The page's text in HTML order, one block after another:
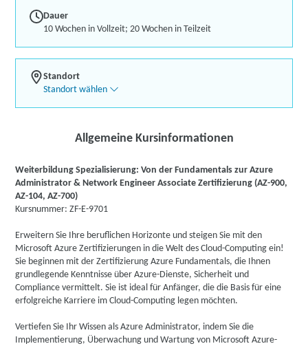
Dauer
10 Wochen in Vollzeit; 20 Wochen in Teilzeit
Standort
Standort wählen
Allgemeine Kursinformationen
Weiterbildung Spezialisierung: Von der Fundamentals zur Azure
Administrator & Network Engineer Associate Zertifizierung (AZ-900,
AZ-104, AZ-700)
Kursnummer: ZF-E-9701
Erweitern Sie Ihre beruflichen Horizonte und steigen Sie mit den
Microsoft Azure Zertifizierungen in die Welt des Cloud-Computing ein!
Sie beginnen mit der Zertifizierung Azure Fundamentals, die Ihnen
grundlegende Kenntnisse über Azure-Dienste, Sicherheit und
Compliance vermittelt. Sie ist ideal für Anfänger, die die Basis für eine
erfolgreiche Karriere im Cloud-Computing legen möchten.
Vertiefen Sie Ihr Wissen als Azure Administrator, indem Sie die
Implementierung, Überwachung und Wartung von Microsoft Azure-